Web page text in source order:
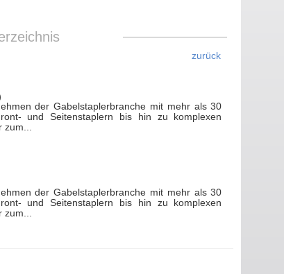
zurück
der Gabelstaplerbranche mit mehr als 30
und Seitenstaplern bis hin zu komplexen
zum...
der Gabelstaplerbranche mit mehr als 30
und Seitenstaplern bis hin zu komplexen
zum...